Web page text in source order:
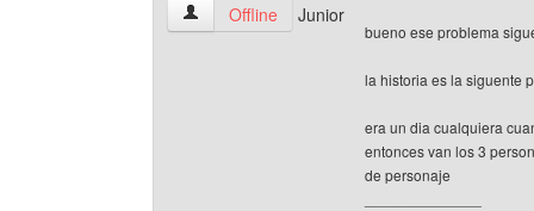
mendelelpinguino Ver perfil del usuario
Offline Junior
bueno ese problema
la historia es la siguente
era un dia cualquiera
entonces van los 3
de personaje